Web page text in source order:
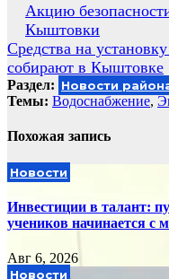
Навигация
по
записям
Акцию
Кыштовки
Средства на
собирают в Кыштовке
Раздел: Новости
Темы: Водоснабжение,
Похожая запись
Новости
Инвестиции в талант:
учеников начинается с
Авг 6, 2026
Новости